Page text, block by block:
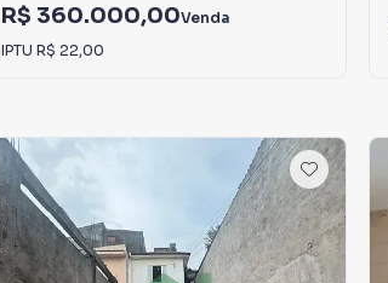
R$ 360.000,00Venda
IPTU R$ 22,00